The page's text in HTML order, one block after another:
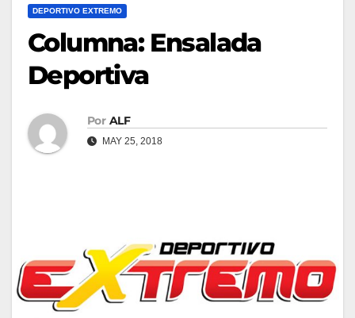
DEPORTIVO EXTREMO
Columna: Ensalada
Deportiva
Por ALF
MAY 25, 2018